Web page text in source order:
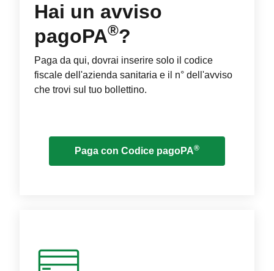
Hai un avviso
pagoPA®?
Paga da qui, dovrai inserire solo il codice
fiscale dell'azienda sanitaria e il n° dell'avviso
che trovi sul tuo bollettino.
Paga con Codice pagoPA®